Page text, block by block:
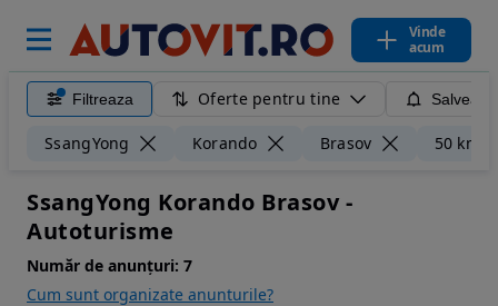
Vinde
acum
Filtreaza Oferte pentru tine
SsangYong Korando Brasov 50 km
SsangYong Korando Brasov -
Autoturisme
Număr de anunțuri: 7
Cum sunt organizate anunturile?